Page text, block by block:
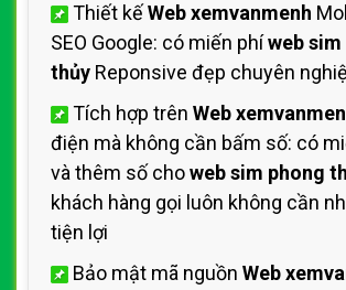
Thiết kếWeb xemvanmenh
SEO Google: có miến phíweb
thủy Reponsive đẹp chuyên
Tích hợp trên Web
điện mà không cần bấm số: có
và thêm số choweb sim phong
khách hàng gọi luôn không cần
tiện lợi
Bảo mật mã nguồn Web